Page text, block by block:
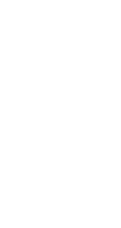
de € 149,99 à